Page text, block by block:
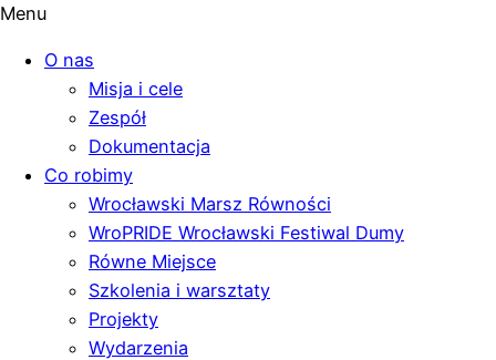
Menu
O nas
Misja i cele
Zespół
Dokumentacja
Co robimy
Wrocławski Marsz Równości
WroPRIDE Wrocławski Festiwal Dumy
Równe Miejsce
Szkolenia i warsztaty
Projekty
Wydarzenia